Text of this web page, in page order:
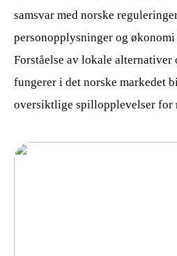
samsvar med norske
personopplysninger og
Forståelse av lokale alternativer
fungerer i det norske markedet
oversiktlige spillopplevelser